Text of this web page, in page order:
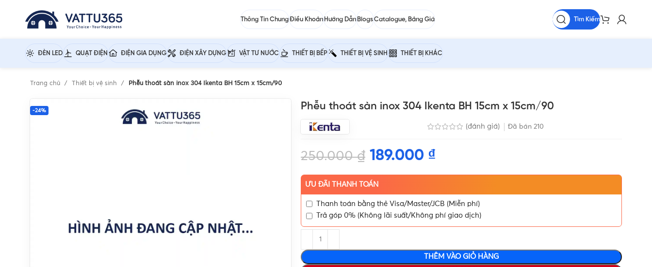
Thông Tin ChungĐiều Khoản Hướng Dẫn BlogsCatalogue, Bảng Giá Tìm Kiếm
ĐÈN LED QUẠT ĐIỆN ĐIỆN GIA DỤNG ĐIỆN XÂY DỰNG VẬT TƯ NƯỚC THIẾT BỊ BẾP THIẾT BỊ VỆ SINH THIẾT BỊ KHÁC
Trang chủ Thiết bị vệ sinh Phễu thoát sàn inox 304 Ikenta BH 15cm x 15cm/90
-24% Phễu thoát sàn inox 304 Ikenta BH 15cm x 15cm/90
(đánh giá) Đã bán 210
250.000₫ 189.000 ₫
ƯU ĐÃI THANH TOÁN
Thanh toán bằng thẻ Visa/Master/JCB (Miễn phí)
Trả góp 0% (Không lãi suất/Không phí giao dịch)
THÊM VÀO GIỎ HÀNG